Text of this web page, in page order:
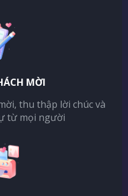
MỜI
thu thập lời chúc và
từ mọi người